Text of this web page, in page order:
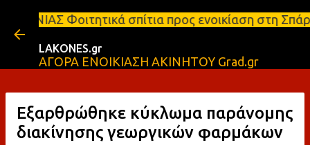
Μετάβαση στο κύριο
σπίτια προς ενοικίαση στη Σπάρτη
LAKONES.gr
ΑΓΟΡΑ ΕΝΟΙΚΙΑΣΗ ΑΚΙΝΗΤΟΥ Grad.gr
Εξαρθρώθηκε κύκλωμα παράνομης
διακίνησης γεωργικών φαρμάκων